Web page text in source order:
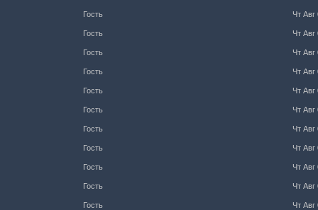
Гость Чт Авг
Гость Чт Авг
Гость Чт Авг
Гость Чт Авг
Гость Чт Авг
Гость Чт Авг
Гость Чт Авг
Гость Чт Авг
Гость Чт Авг
Гость Чт Авг
Гость Чт Авг